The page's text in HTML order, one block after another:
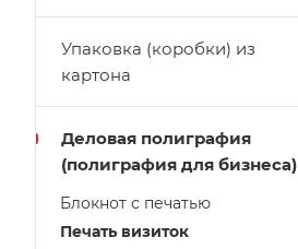
Упаковка (коробки) из
картона
Деловая полиграфия
(полиграфия для бизнеса)
Блокнот с печатью
Печать визиток